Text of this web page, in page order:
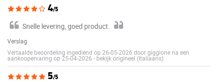
4/5
Snelle levering, goed product.
Verslag
Vertaalde beoordeling ingediend op 26-05-2026 door giggione na een
aankoopervaring op 25-04-2026 - bekijk origineel (Italiaans)
5/5